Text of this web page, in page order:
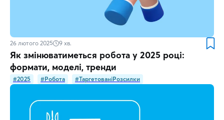
26 лютого 2025 9 хв.
Як змінюватиметься робота у 2025 році:
формати, моделі, тренди
#2025 #Робота #ТаргетованіРозсилки